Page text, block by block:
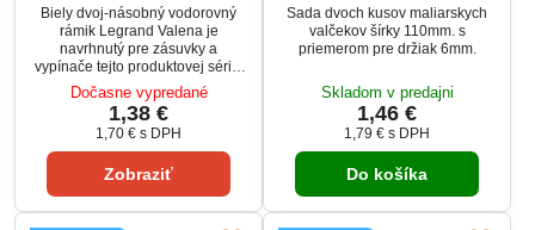
Biely dvoj-násobný vodorovný
rámik Legrand Valena je
navrhnutý pre zásuvky a
vypínače tejto produktovej série.
Umožňuje estetické a praktické
usporiadanie dvoch
elektroinštalačných prístrojov
vedľa seba. Vyrobený z
odolného plastu, ktorý
zabezpečuje dlhú životnosť a
Dočasne vypredané
1,38 €
1,70 € s DPH
Zobraziť
Sada dvoch kusov maliarskych
valčekov šírky 110mm. s
priemerom pre držiak 6mm.
Skladom v predajni
1,46 €
1,79 € s DPH
Do košíka